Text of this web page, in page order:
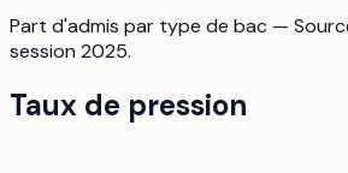
Part d'admis par type de bac —
session 2025.
Taux de pression